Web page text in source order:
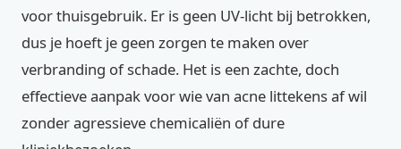
voor thuisgebruik. Er is geen UV-licht bij betrokken,
dus je hoeft je geen zorgen te maken over
verbranding of schade. Het is een zachte, doch
effectieve aanpak voor wie van acne littekens af wil
zonder agressieve chemicaliën of dure